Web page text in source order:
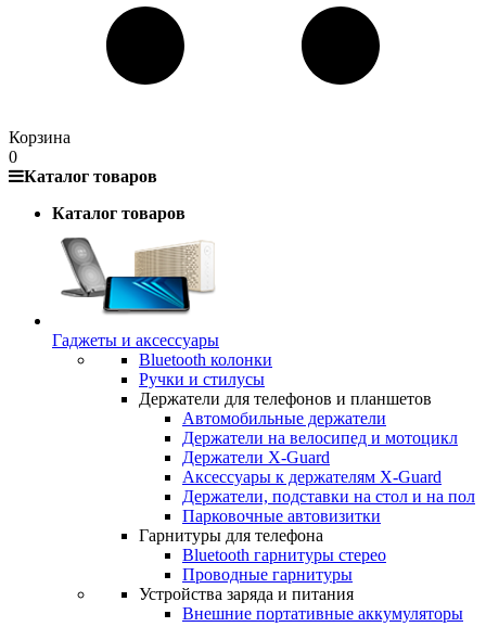
Корзина
0
Каталог товаров
Каталог товаров
Гаджеты и аксессуары
Bluetooth колонки
Ручки и стилусы
Держатели для телефонов и планшетов
Автомобильные держатели
Держатели на велосипед и мотоцикл
Держатели X-Guard
Аксессуары к держателям X-Guard
Держатели, подставки на стол и на пол
Парковочные автовизитки
Гарнитуры для телефона
Bluetooth гарнитуры стерео
Проводные гарнитуры
Устройства заряда и питания
Внешние портативные аккумуляторы